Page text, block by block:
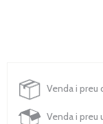
Venda i preu
Venda i preu